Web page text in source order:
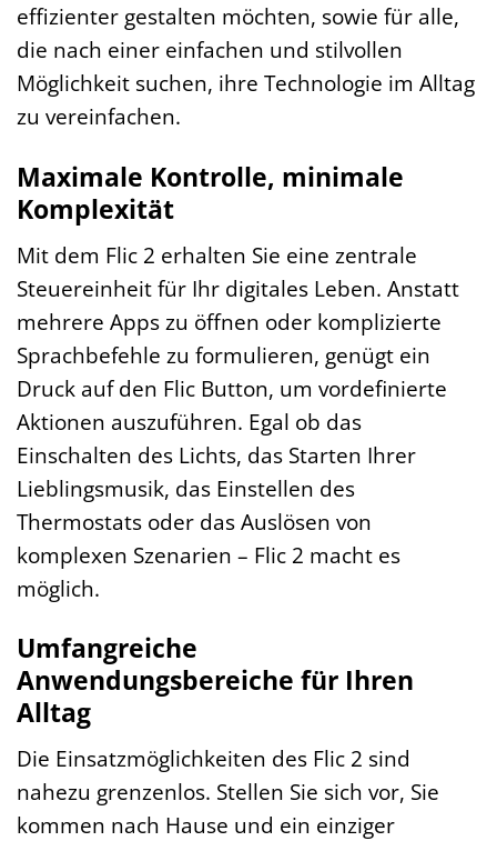
effizienter gestalten möchten, sowie für alle,
die nach einer einfachen und stilvollen
Möglichkeit suchen, ihre Technologie im Alltag
zu vereinfachen.
Maximale Kontrolle, minimale
Komplexität
Mit dem Flic 2 erhalten Sie eine zentrale
Steuereinheit für Ihr digitales Leben. Anstatt
mehrere Apps zu öffnen oder komplizierte
Sprachbefehle zu formulieren, genügt ein
Druck auf den Flic Button, um vordefinierte
Aktionen auszuführen. Egal ob das
Einschalten des Lichts, das Starten Ihrer
Lieblingsmusik, das Einstellen des
Thermostats oder das Auslösen von
komplexen Szenarien – Flic 2 macht es
möglich.
Umfangreiche
Anwendungsbereiche für Ihren
Alltag
Die Einsatzmöglichkeiten des Flic 2 sind
nahezu grenzenlos. Stellen Sie sich vor, Sie
kommen nach Hause und ein einziger